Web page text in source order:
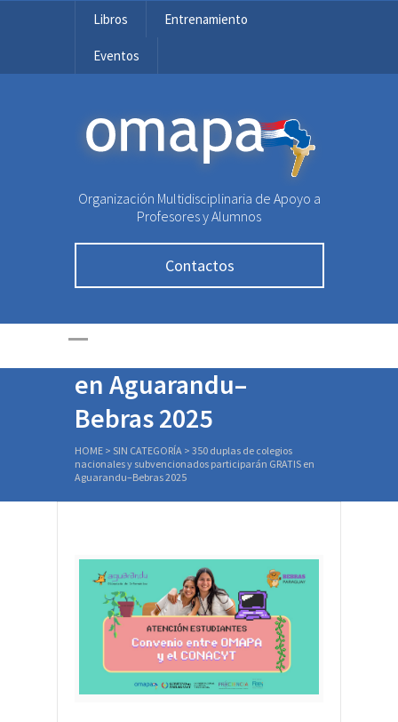
Libros Entrenamiento
Eventos
OMAPA
Organización Multidisciplinaria de Apoyo a
Profesores y Alumnos
Contactos
350 duplas de
colegios nacionales y
subvencionados
participarán GRATIS
en Aguarandu–
Bebras 2025
HOME > SIN CATEGORÍA > 350 duplas de colegios
nacionales y subvencionados participarán GRATIS en
Aguarandu–Bebras 2025